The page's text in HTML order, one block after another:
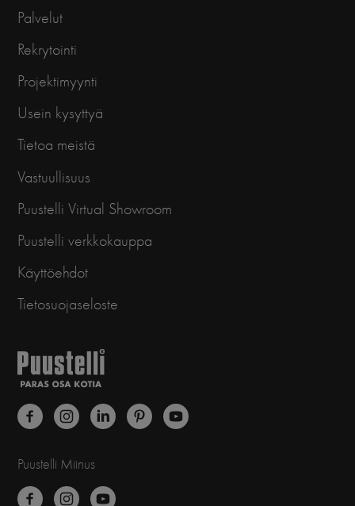
Palvelut
Rekrytointi
Projektimyynti
Usein kysyttyä
Tietoa meistä
Vastuullisuus
Puustelli Virtual Showroom
Puustelli verkkokauppa
Käyttöehdot
Tietosuojaseloste
Puustelli Miinus